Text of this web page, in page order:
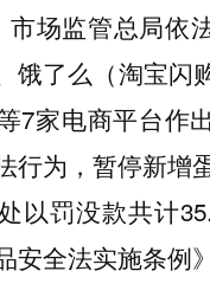
场监管总局依
饿了么（淘宝闪
7家电商平台作
行为，暂停新增
以罚没款共计
安全法实施条例